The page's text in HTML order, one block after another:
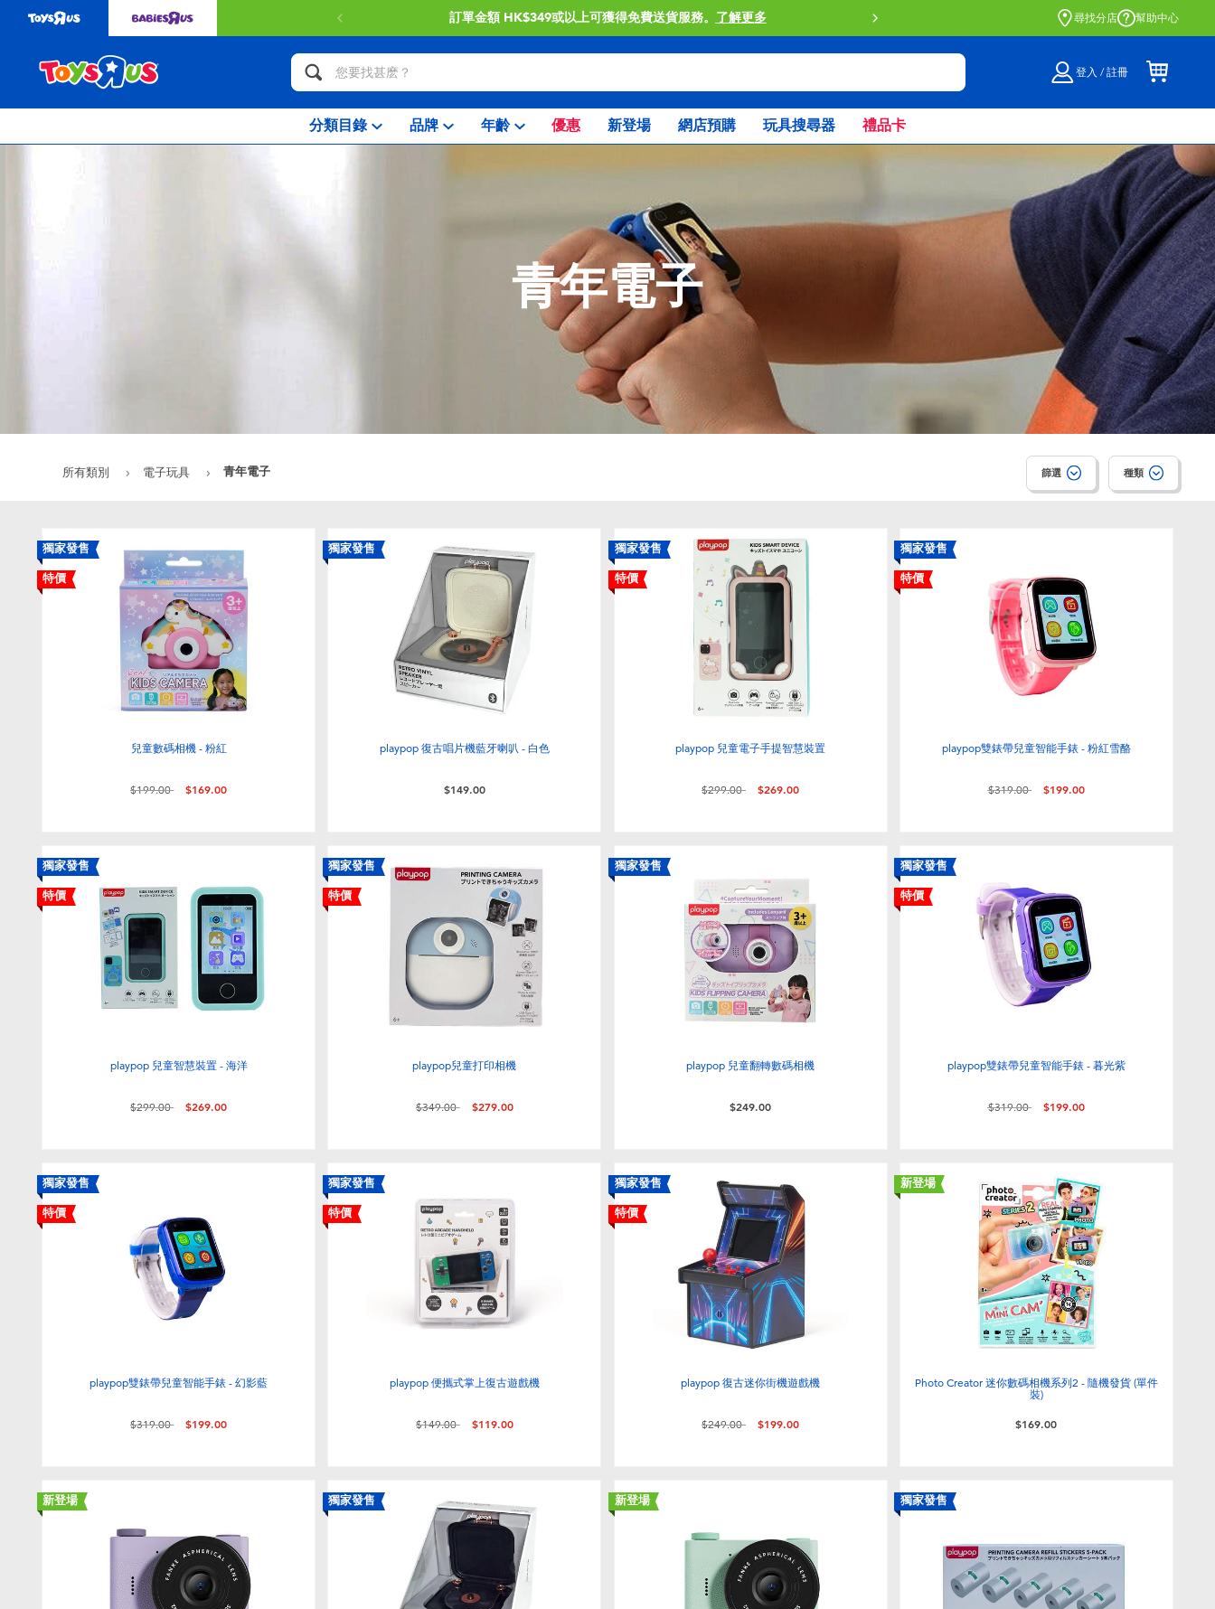
訂單金額 HK$349或以上可獲得免費送貨服務。了解更多 門店自取服務 網上購買並在店內取貨。
尋找分店 幫助中心
登入 / 註冊
分類目錄 品牌 年齡 優惠 新登場 網店預購 玩具搜尋器 禮品卡
青年電子
所有類別 電子玩具 青年電子 篩選 種類
獨家發售
特價
兒童數碼相機 - 粉紅
價格從
$199.00至 $169.00
獨家發售
playpop 復古唱片機藍牙喇叭 - 白色
$149.00
獨家發售
特價
playpop 兒童電子手提智慧裝置
價格從
$299.00至 $269.00
獨家發售
特價
playpop雙錶帶兒童智能手錶 - 粉紅雪酪
價格從
$319.00至 $199.00
獨家發售
特價
playpop 兒童智慧裝置 - 海洋
價格從
$299.00至 $269.00
獨家發售
特價
playpop兒童打印相機
價格從
$349.00至 $279.00
獨家發售
playpop 兒童翻轉數碼相機
$249.00
獨家發售
特價
playpop雙錶帶兒童智能手錶 - 暮光紫
價格從
$319.00至 $199.00
獨家發售
特價
playpop雙錶帶兒童智能手錶 - 幻影藍
價格從
$319.00至 $199.00
獨家發售
特價
playpop 便攜式掌上復古遊戲機
價格從
$149.00至 $119.00
獨家發售
特價
playpop 復古迷你街機遊戲機
價格從
$249.00至 $199.00
新登場
Photo Creator 迷你數碼相機系列2 - 隨機發貨 (單件
裝)
$169.00
新登場 獨家發售 新登場 獨家發售